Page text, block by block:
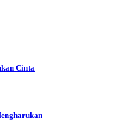
Cinta